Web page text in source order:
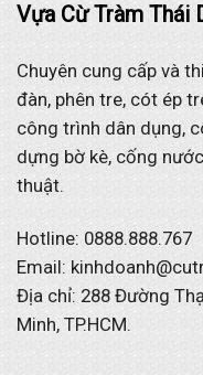
Vựa Cừ Tràm Thái
Chuyên cung cấp và
đàn, phên tre, cót ép
công trình dân dụng,
dựng bờ kè, cống
thuật.
Hotline: 0888.888.767
Email:
Địa chỉ: 288 Đường
Minh, TP.HCM.